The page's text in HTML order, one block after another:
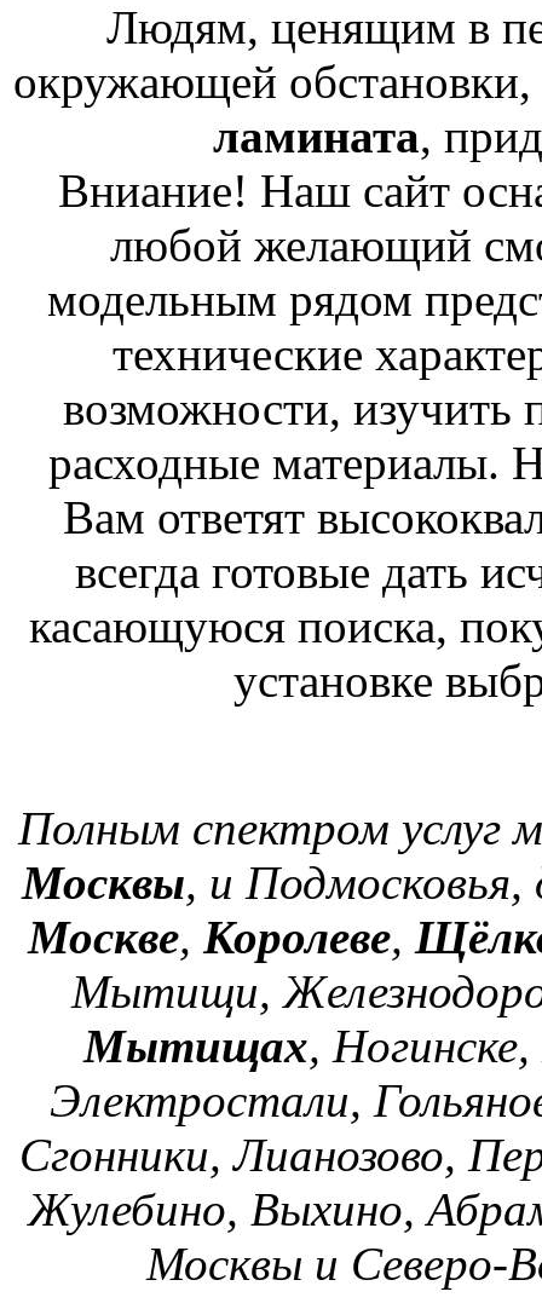
Людям, ценящим в
окружающей
ламината,
Вниание! Наш сайт
любой желающий
модельным рядом
технические
возможности,
расходные материалы.
Вам ответят
всегда готовые дать
касающуюся поиска,
установке
Полным спектром услуг
Москвы, и
Москве, Королеве,
Мытищи,
Мытищах,
Электростали,
Сгонники, Лианозово,
Жулебино, Выхино,
Москвы и Северо-